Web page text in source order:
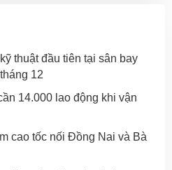
thuật đầu tiên tại sân bay
12
14.000 lao động khi vận
cao tốc nối Đồng Nai và Bà